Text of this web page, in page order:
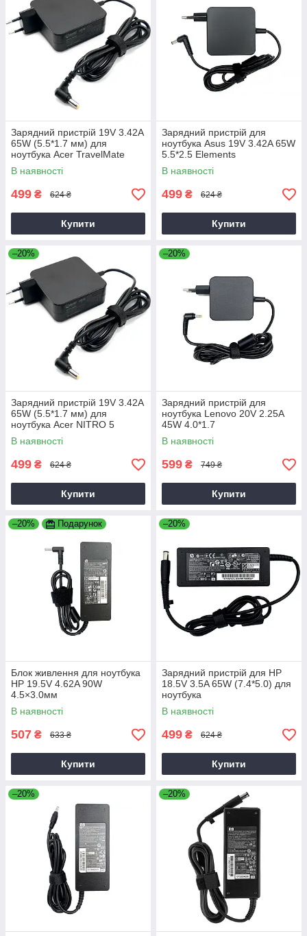
Зарядний пристрій 19V 3.42A
65W (5.5*1.7 мм) для
ноутбука Acer TravelMate
P2510-G2-M
В наявності
499 ₴ 624 ₴
Купити
Зарядний пристрій для
ноутбука Asus 19V 3.42A 65W
5.5*2.5 Elements
В наявності
499 ₴ 624 ₴
Купити
–20%
Зарядний пристрій 19V 3.42A
65W (5.5*1.7 мм) для
ноутбука Acer NITRO 5
AN515-31 65
В наявності
499 ₴ 624 ₴
Купити
–20%
Зарядний пристрій для
ноутбука Lenovo 20V 2.25A
45W 4.0*1.7
В наявності
599 ₴ 749 ₴
Купити
–20% Подарунок
Блок живлення для ноутбука
HP 19.5V 4.62A 90W
4.5×3.0мм
В наявності
507 ₴ 633 ₴
Купити
–20%
Зарядний пристрій для HP
18.5V 3.5A 65W (7.4*5.0) для
ноутбука
В наявності
499 ₴ 624 ₴
Купити
–20% –20%